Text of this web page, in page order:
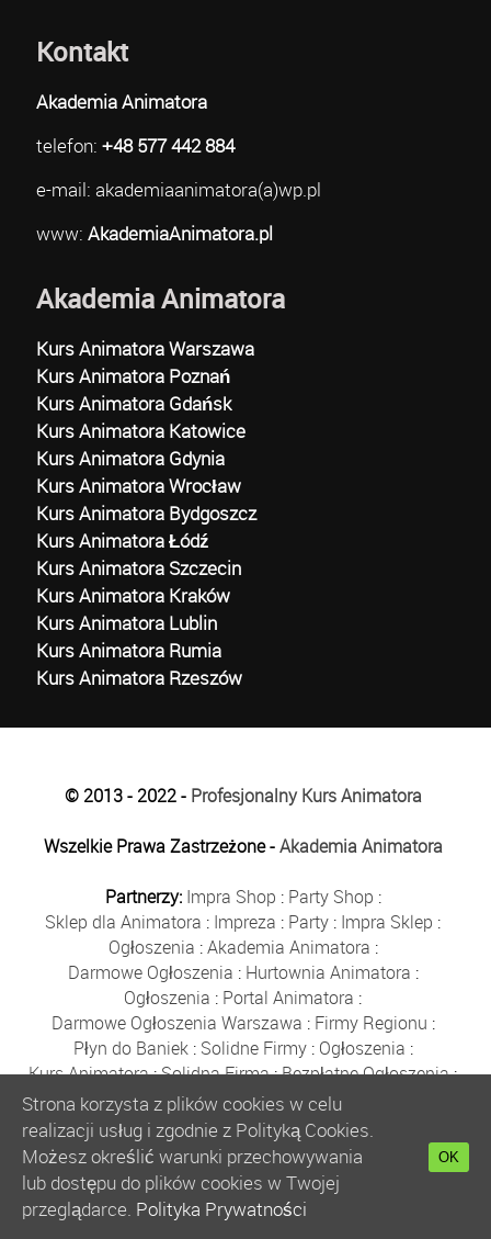
Kontakt
Akademia Animatora
telefon: +48 577 442 884
e-mail: akademiaanimatora(a)wp.pl
www: AkademiaAnimatora.pl
Akademia Animatora
Kurs Animatora Warszawa
Kurs Animatora Poznań
Kurs Animatora Gdańsk
Kurs Animatora Katowice
Kurs Animatora Gdynia
Kurs Animatora Wrocław
Kurs Animatora Bydgoszcz
Kurs Animatora Łódź
Kurs Animatora Szczecin
Kurs Animatora Kraków
Kurs Animatora Lublin
Kurs Animatora Rumia
Kurs Animatora Rzeszów
© 2013 - 2022 - Profesjonalny Kurs Animatora
Wszelkie Prawa Zastrzeżone -Akademia Animatora
Partnerzy: Impra Shop : Party Shop :
Sklep dla Animatora : Impreza : Party : Impra Sklep :
Ogłoszenia :Akademia Animatora :
Darmowe Ogłoszenia : Hurtownia Animatora :
Ogłoszenia : Portal Animatora :
Darmowe Ogłoszenia Warszawa : Firmy Regionu :
Płyn do Baniek: Solidne Firmy: Ogłoszenia :
Kurs Animatora:Solidna Firma:Bezpłatne Ogłoszenia:
Animator Czasu Wolnego:
Bezpłatne Ogłoszenia Warszawa:sklep animatora
Bańki Mydlane:Bezpłatne Ogłoszenia
Szkolenie Animatorów:Kurs Animatora
:
Kurs Animatora Warszawa :Rumia
Kurs Animatora Poznań:
Strona korzysta z plików cookies w celu
realizacji usług i zgodnie z Polityką Cookies.
Możesz określić warunki przechowywania
lub dostępu do plików cookies w Twojej
przeglądarce. Polityka Prywatności
OK